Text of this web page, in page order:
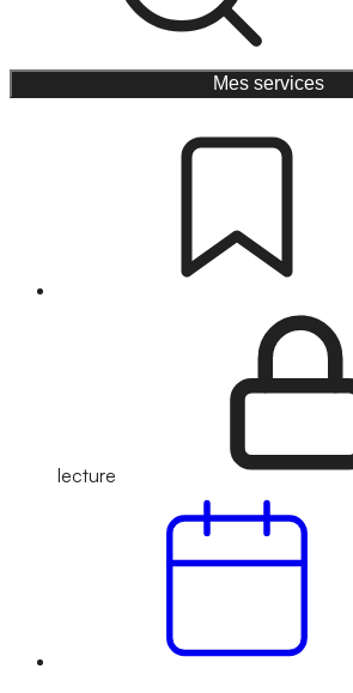
Mes services
lecture